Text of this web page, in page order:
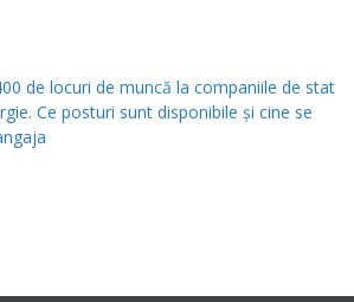
de locuri de muncă la companiile de stat
Ce posturi sunt disponibile și cine se